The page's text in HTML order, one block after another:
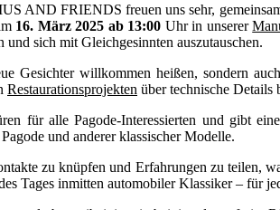
AND FRIENDS freuen uns sehr,
16. März 2025 ab 13:00 Uhr in unserer
und sich mit Gleichgesinnten auszutauschen.
Gesichter willkommen heißen, sondern
Restaurationsprojekten über technische Details
für alle Pagode-Interessierten und gibt
und anderer klassischer Modelle.
zu knüpfen und Erfahrungen zu teilen,
Tages inmitten automobiler Klassiker – für